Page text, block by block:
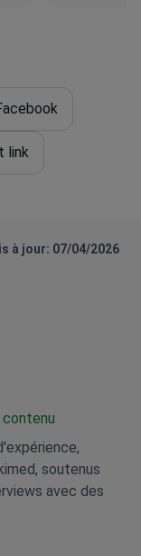
link
à jour: 07/04/2026
soutenus
avec des